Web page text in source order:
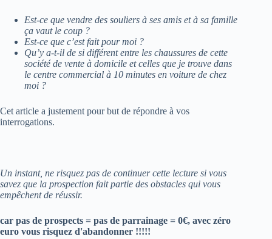
Est-ce que vendre des souliers à ses amis et à sa famille
ça vaut le coup ?
Est-ce que c’est fait pour moi ?
Qu’y a-t-il de si différent entre les chaussures de cette
société de vente à domicile et celles que je trouve dans
le centre commercial à 10 minutes en voiture de chez
moi ?
Cet article a justement pour but de répondre à vos
interrogations.
Un instant, ne risquez pas de continuer cette lecture si vous
savez que la prospection fait partie des obstacles qui vous
empêchent de réussir.
car pas de prospects = pas de parrainage = 0€, avec zéro
euro vous risquez d'abandonner !!!!!